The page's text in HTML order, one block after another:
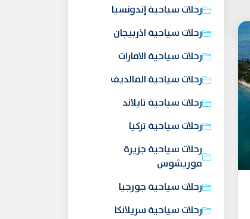
رحلات سياحية إندونسيا
رحلات سياحية اذربيجان
رحلات سياحية الامارات
رحلات سياحية المالديف
رحلات سياحية تايلاند
رحلات سياحية تركيا
رحلات سياحية جزيرة
موريشوس
رحلات سياحية جورجيا
رحلات سياحية سريلانكا